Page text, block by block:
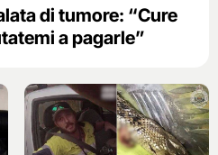
di tumore: “Cure
a pagarle”